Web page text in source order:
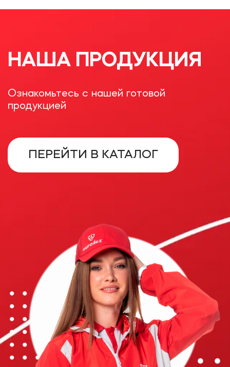
НАША ПРОДУКЦИЯ
Ознакомьтесь с нашей готовой
продукцией
ПЕРЕЙТИ В КАТАЛОГ